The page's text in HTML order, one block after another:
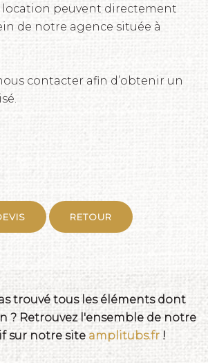
location peuvent directement
de notre agence située à
contacter afin d’obtenir un
RETOUR
trouvé tous les éléments dont
? Retrouvez l'ensemble de notre
sur notre site amplitubs.fr !